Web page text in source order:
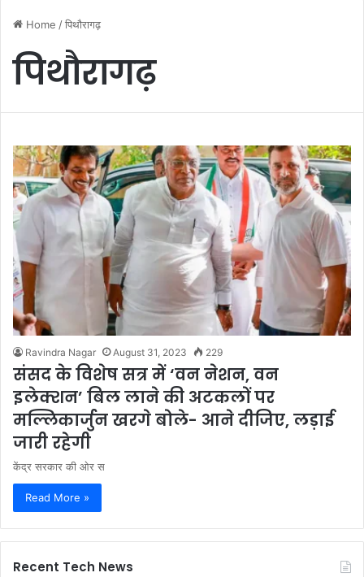
Home /पिथौरागढ़
पिथौरागढ़
Ravindra Nagar August 31, 2023 229
संसद के विशेष सत्र में ‘वन नेशन, वन
इलेक्शन’ बिल लाने की अटकलों पर
मल्लिकार्जुन खरगे बोले- आने दीजिए, लड़ाई
जारी रहेगी
केंद्र सरकार की ओर स
Read More »
Recent Tech News